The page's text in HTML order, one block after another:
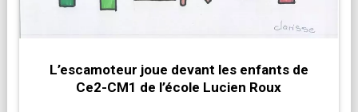
L’escamoteur joue devant les enfants de
Ce2-CM1 de l’école Lucien Roux